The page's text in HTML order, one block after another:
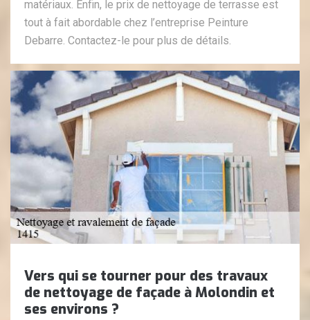
matériaux. Enfin, le prix de nettoyage de terrasse est
tout à fait abordable chez l’entreprise Peinture
Debarre. Contactez-le pour plus de détails.
Vers qui se tourner pour des travaux
de nettoyage de façade à Molondin et
ses environs ?